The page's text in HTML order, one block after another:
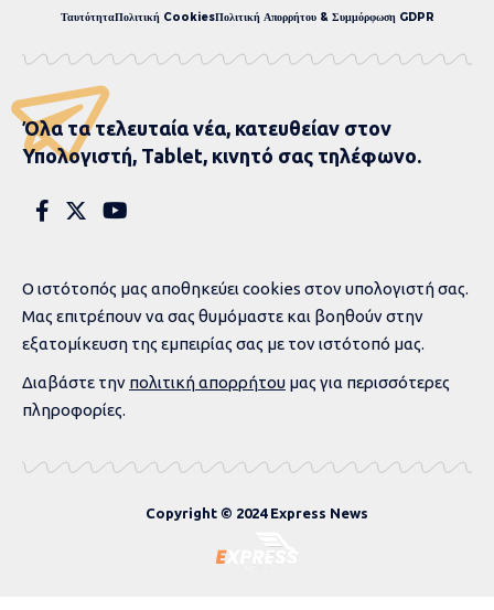
ΤαυτότηταΠολιτική CookiesΠολιτική Απορρήτου & Συμμόρφωση GDPR
Όλα τα τελευταία νέα, κατευθείαν στον
Υπολογιστή, Tablet, κινητό σας τηλέφωνο.
Ο ιστότοπός μας αποθηκεύει cookies στον υπολογιστή σας.
Μας επιτρέπουν να σας θυμόμαστε και βοηθούν στην
εξατομίκευση της εμπειρίας σας με τον ιστότοπό μας.
Διαβάστε την πολιτική απορρήτου μας για περισσότερες
πληροφορίες.
Copyright © 2024 Express News